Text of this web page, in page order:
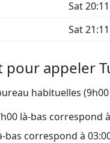
Sat 20:11
Sat 21:11
appeler
habituelles
là-bas correspond
bas correspond à